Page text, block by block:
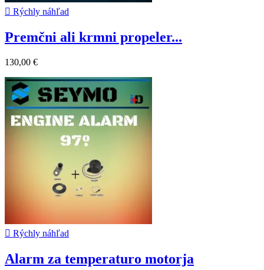
 Rýchly náhľad
Premčni ali krmni propeler...
130,00 €
 Rýchly náhľad
Alarm za temperaturo motorja